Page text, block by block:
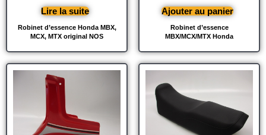
Robinet d’essence Honda MBX,
MCX, MTX original NOS
Lire la suite
Robinet d’essence
MBX/MCX/MTX Honda
Ajouter au panier